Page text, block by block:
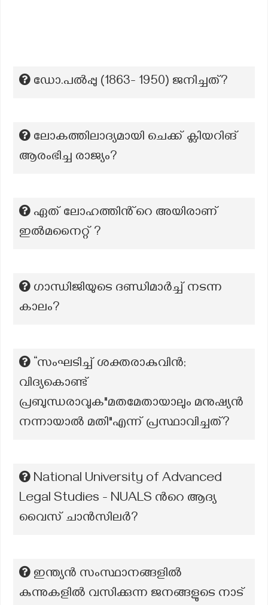
ഡോ.പൽപ്പു (1863- 1950) ജനിച്ചത്?
ലോകത്തിലാദ്യമായി ചെക്ക് ക്ലിയറിങ്
ആരംഭിച്ച രാജ്യം?
ഏത് ലോഹത്തിൻ്റെ അയിരാണ്
ഇൽമനൈറ്റ് ?
ഗാന്ധിജിയുടെ ദണ്ഡിമാർച്ച് നടന്ന
കാലം?
“സംഘടിച്ച് ശക്തരാകുവിൻ;
വിദ്യകൊണ്ട്
പ്രബുന്ധരാവുക"മതമേതായാലും മനുഷ്യൻ
നന്നായാൽ മതി"എന്ന് പ്രസ്ഥാവിച്ചത്?
National University of Advanced
Legal Studies - NUALS ന്‍റെ ആദ്യ
വൈസ് ചാൻസിലർ?
ഇന്ത്യൻ സംസ്ഥാനങ്ങളിൽ
കുന്നുകളിൽ വസിക്കുന്ന ജനങ്ങളുടെ നാട്